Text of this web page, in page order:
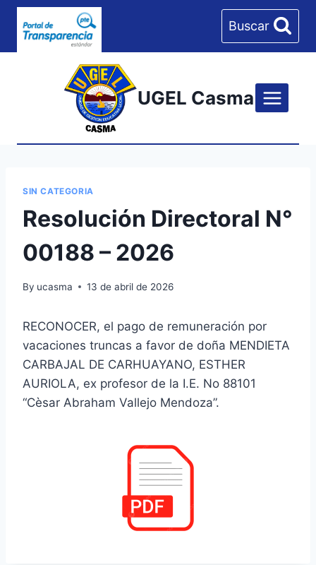
Skip
Buscar
UGEL Casma
SIN CATEGORIA
Resolución Directoral N°
00188 – 2026
By ucasma 13 de abril de 2026
RECONOCER, el pago de remuneración por
vacaciones truncas a favor de doña MENDIETA
CARBAJAL DE CARHUAYANO, ESTHER
AURIOLA, ex profesor de la I.E. No 88101
“Cèsar Abraham Vallejo Mendoza”.